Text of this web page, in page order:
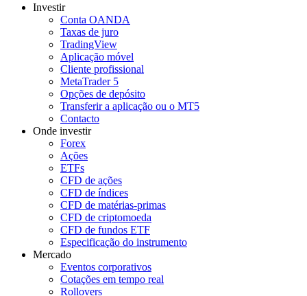
Investir
Conta OANDA
Taxas de juro
TradingView
Aplicação móvel
Cliente profissional
MetaTrader 5
Opções de depósito
Transferir a aplicação ou o MT5
Contacto
Onde investir
Forex
Ações
ETFs
CFD de ações
CFD de índices
CFD de matérias-primas
CFD de criptomoeda
CFD de fundos ETF
Especificação do instrumento
Mercado
Eventos corporativos
Cotações em tempo real
Rollovers